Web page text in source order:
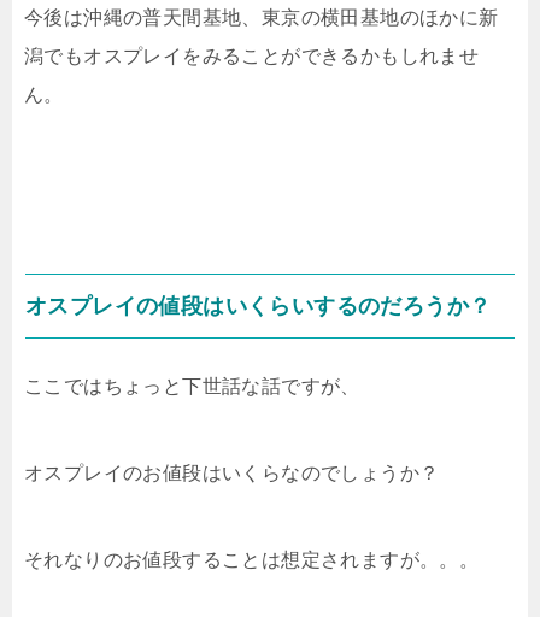
今後は沖縄の普天間基地、東京の横田基地のほかに新
潟でもオスプレイをみることができるかもしれませ
ん。
オスプレイの値段はいくらいするのだろうか？
ここではちょっと下世話な話ですが、
オスプレイのお値段はいくらなのでしょうか？
それなりのお値段することは想定されますが。。。